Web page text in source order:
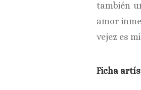
también
amor
vejez es
Ficha